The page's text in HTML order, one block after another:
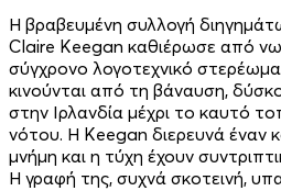
Η βραβευμένη συλλογή
Claire Keegan καθιέρωσε από
σύγχρονο λογοτεχνικό
κινούνται από τη βάναυση,
στην Ιρλανδία μέχρι το καυτό
νότου. Η Keegan διερευνά έναν
μνήμη και η τύχη έχουν
Η γραφή της, συχνά σκοτεινή,